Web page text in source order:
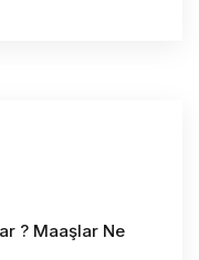
? Maaşlar Ne